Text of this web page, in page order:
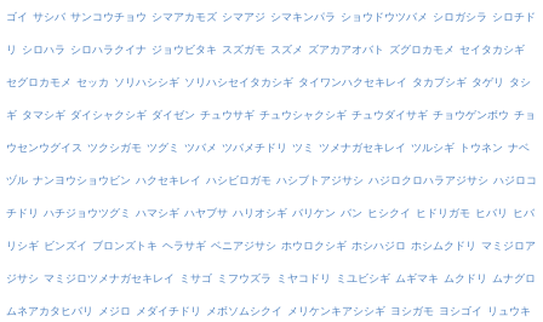
ゴイ サシバ サンコウチョウ シマアカモズ シマアジ シマキンパラ ショウドウツバメ シロガシラ シロチド
リ シロハラ シロハラクイナ ジョウビタキ スズガモ スズメ ズアカアオバト ズグロカモメ セイタカシギ
セグロカモメ セッカ ソリハシシギ ソリハシセイタカシギ タイワンハクセキレイ タカブシギ タゲリ タシ
ギ タマシギ ダイシャクシギ ダイゼン チュウサギ チュウシャクシギ チュウダイサギ チョウゲンボウ チョ
ウセンウグイス ツクシガモ ツグミ ツバメ ツバメチドリ ツミ ツメナガセキレイ ツルシギ トウネン ナベ
ヅル ナンヨウショウビン ハクセキレイ ハシビロガモ ハシブトアジサシ ハジロクロハラアジサシ ハジロコ
チドリ ハチジョウツグミ ハマシギ ハヤブサ ハリオシギ バリケン バン ヒシクイ ヒドリガモ ヒバリ ヒバ
リシギ ビンズイ ブロンズトキ ヘラサギ ベニアジサシ ホウロクシギ ホシハジロ ホシムクドリ マミジロア
ジサシ マミジロツメナガセキレイ ミサゴ ミフウズラ ミヤコドリ ミユビシギ ムギマキ ムクドリ ムナグロ
ムネアカタヒバリ メジロ メダイチドリ メボソムシクイ メリケンキアシシギ ヨシガモ ヨシゴイ リュウキ